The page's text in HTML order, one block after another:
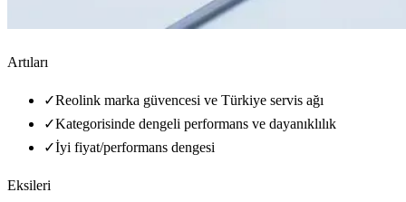
Artıları
✓Reolink marka güvencesi ve Türkiye servis ağı
✓Kategorisinde dengeli performans ve dayanıklılık
✓İyi fiyat/performans dengesi
Eksileri